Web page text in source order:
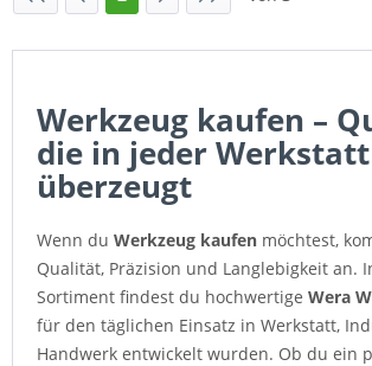
Werkzeug kaufen –
die in jeder Werkstatt
überzeugt
Wenn du Werkzeug kaufen möchtest,
Qualität, Präzision und Langlebigkeit an.
Sortiment findest du hochwertige Wera
für den täglichen Einsatz in Werkstatt,
Handwerk entwickelt wurden. Ob du ein